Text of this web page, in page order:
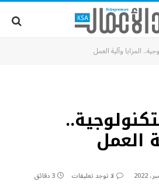
المزايا وآلية العمل
العمل
لا توجد تعليقات 3 دقائق